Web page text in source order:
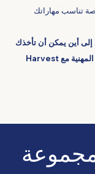
تناسب مهاراتك
إلى أين يمكن أن تأخذك
المرحلة التالية من مسيرتك المهنية مع Harvest